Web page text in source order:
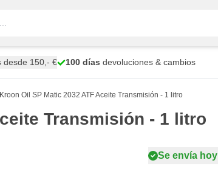
desde 150,- € 100 días devoluciones & cambios
Kroon Oil SP Matic 2032 ATF Aceite Transmisión - 1 litro
Transmisión - 1 litro
Se envía hoy